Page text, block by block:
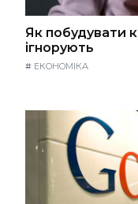
Як побудувати
ігнорують
# ЕКОНОМІКА